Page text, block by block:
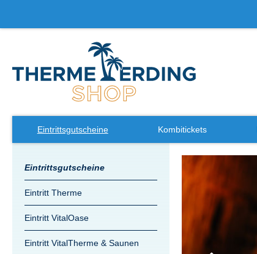
Eintrittsgutscheine Kombitickets
Zum
Bildergalerie
springen
Eintrittsgutscheine
Eintritt Therme
Eintritt VitalOase
Eintritt VitalTherme & Saunen